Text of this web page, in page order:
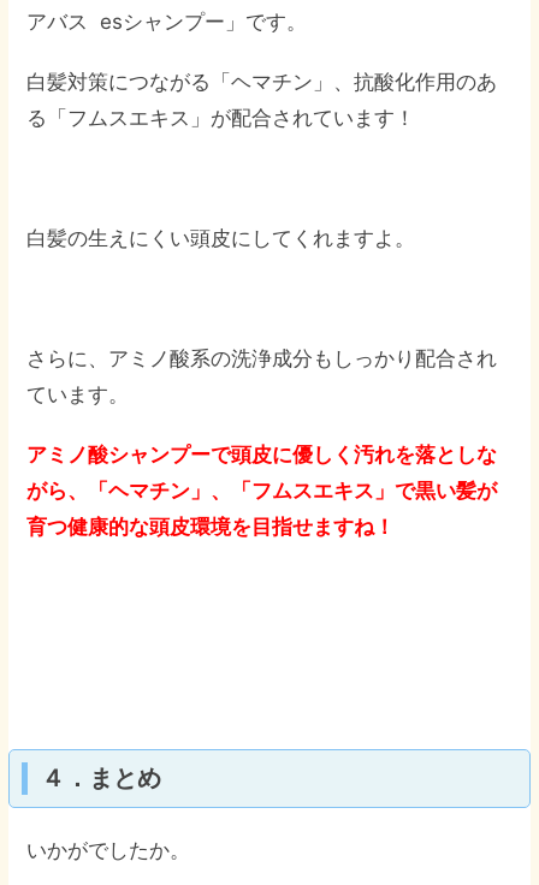
アバス esシャンプー」です。
白髪対策につながる「ヘマチン」、抗酸化作用のあ
る「フムスエキス」が配合されています！
白髪の生えにくい頭皮にしてくれますよ。
さらに、アミノ酸系の洗浄成分もしっかり配合され
ています。
アミノ酸シャンプーで頭皮に優しく汚れを落としな
がら、「ヘマチン」、「フムスエキス」で黒い髪が
育つ健康的な頭皮環境を目指せますね！
４．まとめ
いかがでしたか。